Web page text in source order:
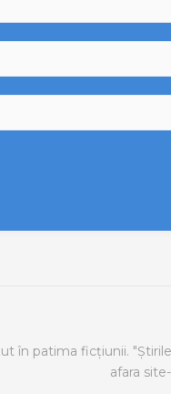
în patima ficțiunii.
afara